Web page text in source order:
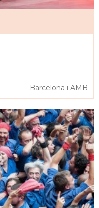
Barcelona i AMB